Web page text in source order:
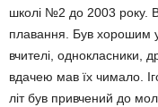
школі №2 до 2003 року.
плавання. Був хоро­шим
вчителі, однокласники,
вдачею мав їх чимало.
літ був привчений до